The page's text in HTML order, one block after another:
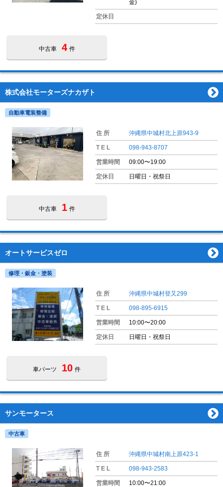
金)
定休日
中古車 4 件
株式会社モーターズナカザト
自動車電装整備
住 所 沖縄県中城村北上原943-9
T E L 098-943-8707
営業時間 09:00〜19:00
定休日 日曜日・祝祭日
中古車 1 件
オートサービスゼロ
修理・鈑金・塗装
住 所 沖縄県中城村登又299
T E L 098-895-6915
営業時間 10:00〜20:00
定休日 日曜日・祝祭日
車パーツ 10 件
サンモータース
中古車
住 所 沖縄県中城村南上原423-1
T E L 098-943-2583
営業時間 10:00〜21:00